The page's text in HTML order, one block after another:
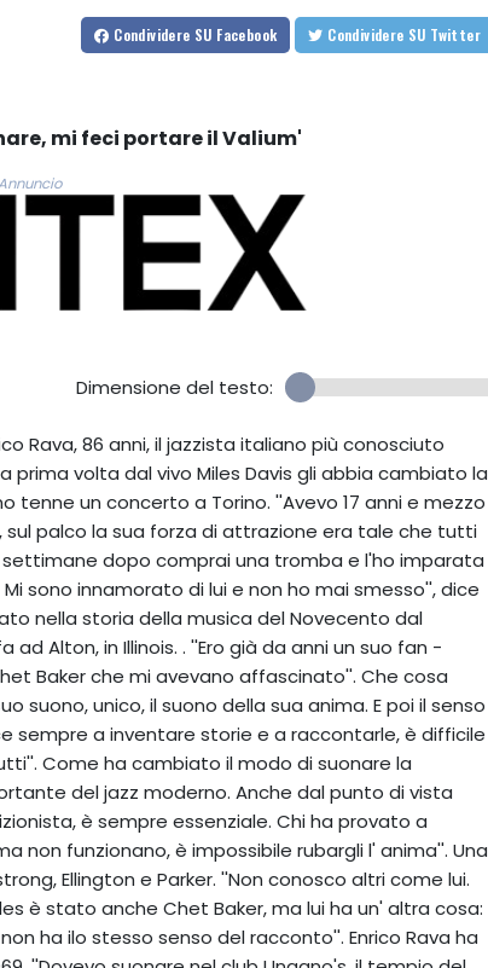
Condividere SU Facebook Condividere SU Twitter
mi feci portare il Valium'
Dimensione del testo:
Rava, 86 anni, il jazzista italiano più conosciuto
volta dal vivo Miles Davis gli abbia cambiato la
tenne un concerto a Torino. ''Avevo 17 anni e mezzo
palco la sua forza di attrazione era tale che tutti
dopo comprai una tromba e l'ho imparata
sono innamorato di lui e non ho mai smesso'', dice
nella storia della musica del Novecento dal
Alton, in Illinois. . ''Ero già da anni un suo fan -
Baker che mi avevano affascinato''. Che cosa
suono, unico, il suono della sua anima. E poi il senso
sempre a inventare storie e a raccontarle, è difficile
Come ha cambiato il modo di suonare la
del jazz moderno. Anche dal punto di vista
è sempre essenziale. Chi ha provato a
non funzionano, è impossibile rubargli l' anima''. Una
Ellington e Parker. ''Non conosco altri come lui.
è stato anche Chet Baker, ma lui ha un' altra cosa:
ha ilo stesso senso del racconto''. Enrico Rava ha